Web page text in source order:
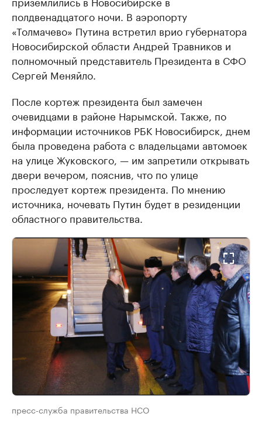
полдвенадцатого ночи. В аэропорту
«Толмачево» Путина встретил врио губернатора
Новосибирской области Андрей Травников и
полномочный представитель Президента в СФО
Сергей Меняйло.
После кортеж президента был замечен
очевидцами в районе Нарымской. Также, по
информации источников РБК Новосибирск, днем
была проведена работа с владельцами автомоек
на улице Жуковского, — им запретили открывать
двери вечером, пояснив, что по улице
проследует кортеж президента. По мнению
источника, ночевать Путин будет в резиденции
областного правительства.
пресс-служба правительства НСО